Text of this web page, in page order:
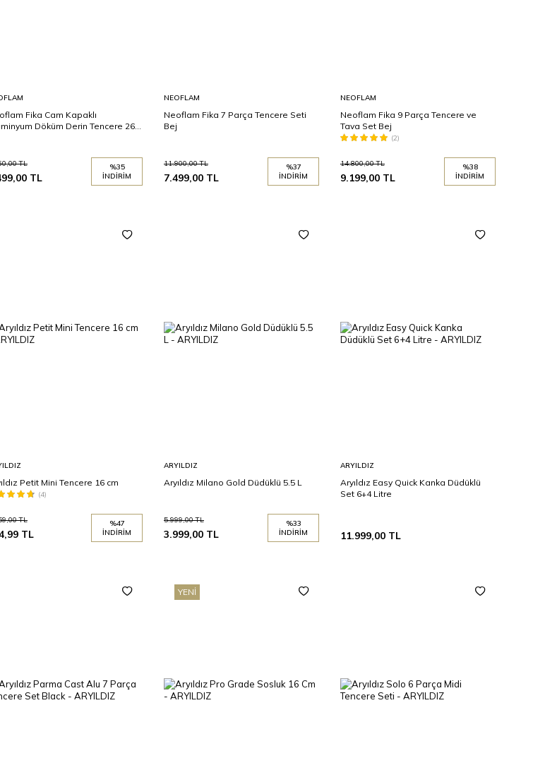
Fika Cam Kapaklı
Döküm Derin Tencere 26
TL
TL
%35
İNDIRIM
NEOFLAM
Neoflam Fika 7 Parça Tencere Seti
Bej
11.900,00TL
7.499,00 TL
%37
İNDIRIM
NEOFLAM
Neoflam Fika 9 Parça Tencere ve
Tava Set Bej
(2)
14.800,00TL
9.199,00 TL
%38
İNDIRIM
Petit Mini Tencere 16 cm
(4)
TL
TL
%47
İNDIRIM
ARYILDIZ
Aryıldız Milano Gold Düdüklü 5.5 L
5.999,00TL
3.999,00 TL
%33
İNDIRIM
ARYILDIZ
Aryıldız Easy Quick Kanka Düdüklü
Set 6+4 Litre
11.999,00 TL
YENI